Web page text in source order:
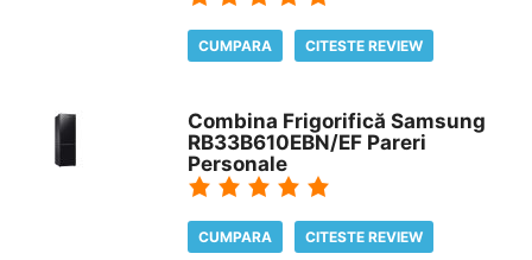
CUMPARA CITESTE REVIEW
Combina Frigorifică Samsung
RB33B610EBN/EF Pareri
Personale
CUMPARA CITESTE REVIEW